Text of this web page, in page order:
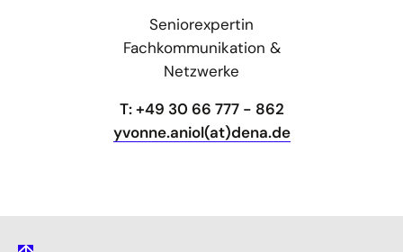
Seniorexpertin
Fachkommunikation &
Netzwerke
T: +49 30 66 777 - 862
yvonne.aniol(at)dena.de